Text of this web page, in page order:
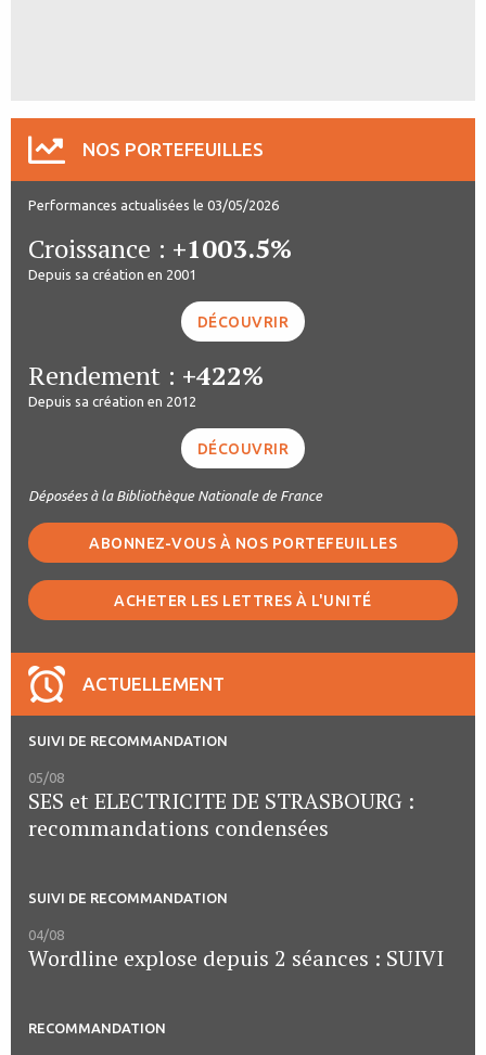
NOS PORTEFEUILLES
Performances actualisées le 03/05/2026
Croissance : +1003.5%
Depuis sa création en 2001
DÉCOUVRIR
Rendement : +422%
Depuis sa création en 2012
DÉCOUVRIR
Déposées à la Bibliothèque Nationale de France
ABONNEZ-VOUS À NOS PORTEFEUILLES
ACHETER LES LETTRES À L'UNITÉ
ACTUELLEMENT
SUIVI DE RECOMMANDATION
05/08
SES et ELECTRICITE DE STRASBOURG :
recommandations condensées
SUIVI DE RECOMMANDATION
04/08
Wordline explose depuis 2 séances : SUIVI
RECOMMANDATION